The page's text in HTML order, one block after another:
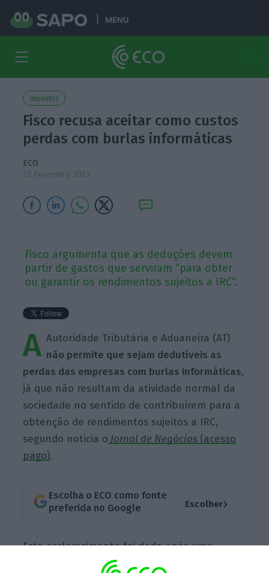
MENU
Impostos
Fisco recusa aceitar como custos
perdas com burlas informáticas
ECO
22 Fevereiro 2023
Fisco argumenta que as deduções devem
partir de gastos que serviram “para obter
ou garantir os rendimentos sujeitos a IRC”.
A Autoridade Tributária e Aduaneira (AT)
não permite que sejam dedutíveis as
perdas das empresas com burlas informáticas,
já que não resultam da atividade normal da
sociedade no sentido de contribuírem para a
obtenção de rendimentos sujeitos a IRC,
segundo noticia o Jornal de Negócios (acesso
pago).
Escolha o ECO como fonte
preferida no Google
Escolher›
Este esclarecimento foi dado após uma
questão de uma empresa vítima de